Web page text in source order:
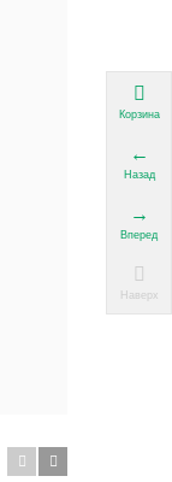
Корзина
Назад
Вперед
Наверх